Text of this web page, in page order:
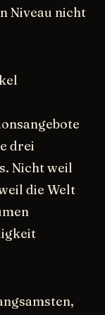
Niveau nicht
drei
Nicht weil
die Welt